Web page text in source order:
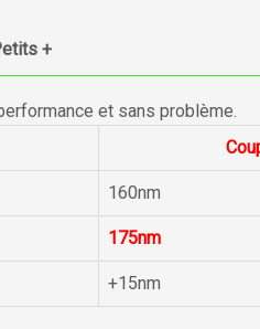
+
et sans problème.
160nm
175nm
+15nm